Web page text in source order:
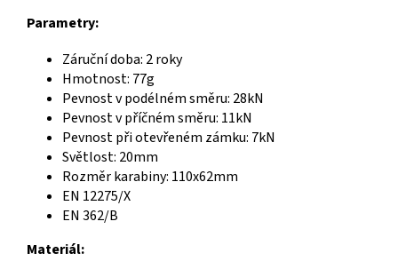
Parametry:
Záruční doba: 2 roky
Hmotnost: 77g
Pevnost v podélném směru: 28kN
Pevnost v příčném směru: 11kN
Pevnost při otevřeném zámku: 7kN
Světlost: 20mm
Rozměr karabiny: 110x62mm
EN 12275/X
EN 362/B
Materiál: